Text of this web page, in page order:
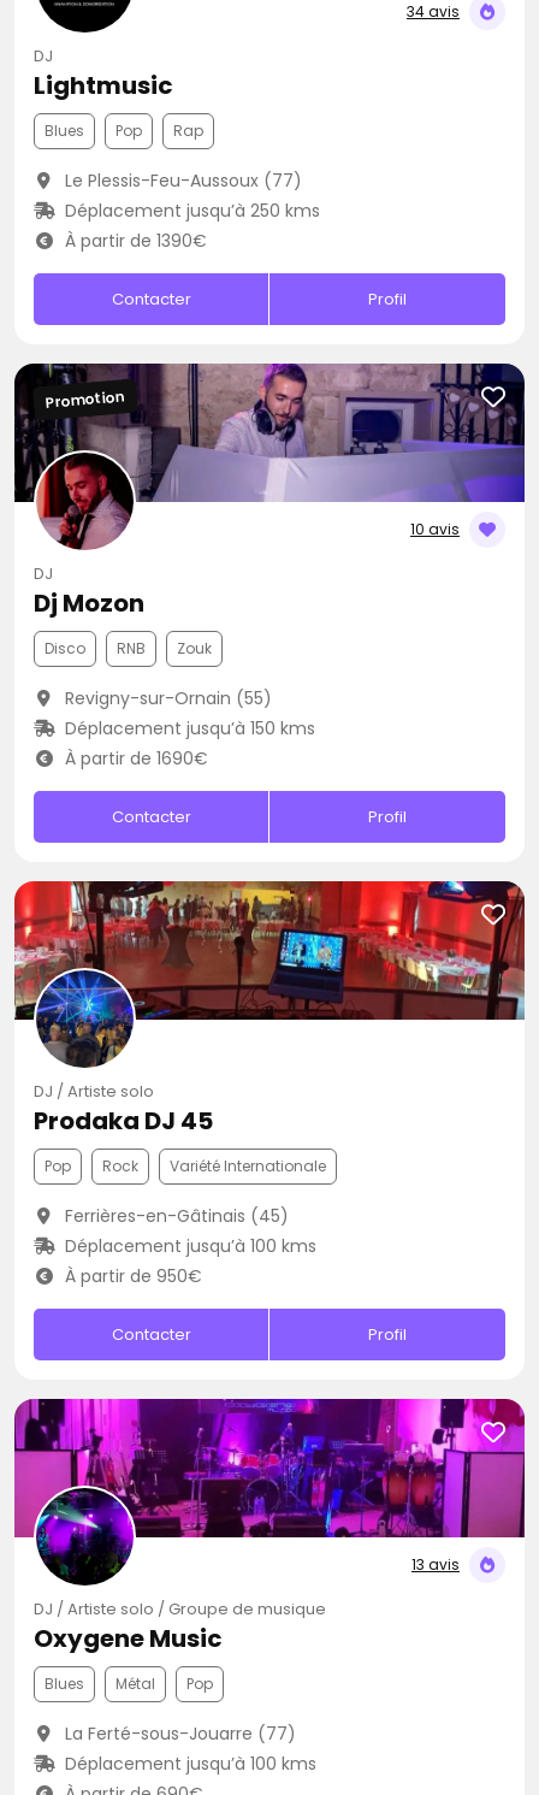
34 avis
DJ
Lightmusic
Blues Pop Rap
Le Plessis-Feu-Aussoux (77)
Déplacement jusqu’à 250 kms
À partir de 1390€
Contacter Profil
10 avis
Promotion
DJ
Dj Mozon
Disco RNB Zouk
Revigny-sur-Ornain (55)
Déplacement jusqu’à 150 kms
À partir de 1690€
Contacter Profil
DJ / Artiste solo
Prodaka DJ 45
Pop Rock Variété Internationale
Ferrières-en-Gâtinais (45)
Déplacement jusqu’à 100 kms
À partir de 950€
Contacter Profil
13 avis
DJ / Artiste solo / Groupe de musique
Oxygene Music
Blues Métal Pop
La Ferté-sous-Jouarre (77)
Déplacement jusqu’à 100 kms